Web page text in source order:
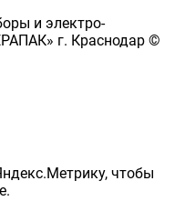
и электро-
г. Краснодар ©
чтобы